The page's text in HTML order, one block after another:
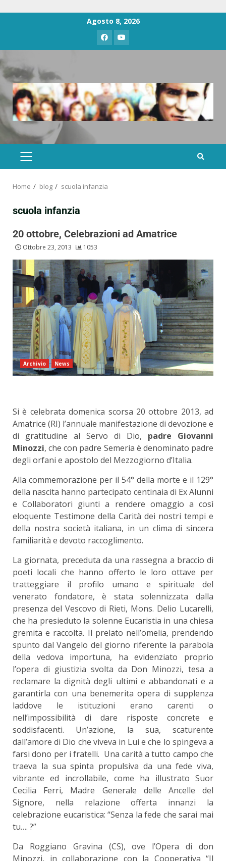
Agosto 8, 2026
Home blog scuola infanzia
scuola infanzia
20 ottobre, Celebrazioni ad Amatrice
Ottobre 23, 2013 1053
Archivio News
Si è celebrata domenica scorsa 20 ottobre 2013, ad
Amatrice (RI) l’annuale manifestazione di devozione e
di gratitudine al Servo di Dio, padre Giovanni
Minozzi, che con padre Semeria è denominato padre
degli orfani e apostolo del Mezzogiorno d’Italia.
Alla commemorazione per il 54° della morte e il 129°
della nascita hanno partecipato centinaia di Ex Alunni
e Collaboratori giunti a rendere omaggio a così
eloquente Testimone della Carità dei nostri tempi e
della nostra società italiana, in un clima di sincera
familiarità e devoto raccoglimento.
La giornata, preceduta da una rassegna a braccio di
poeti locali che hanno offerto le loro ottave per
tratteggiare il profilo umano e spirituale del
venerato fondatore, è stata solennizzata dalla
presenza del Vescovo di Rieti, Mons. Delio Lucarelli,
che ha presieduto la solenne Eucaristia in una chiesa
gremita e raccolta. Il prelato nell’omelia, prendendo
spunto dal Vangelo del giorno riferente la parabola
della vedova importuna, ha evidenziato proprio
l’opera di giustizia svolta da Don Minozzi, tesa a
reclamare la dignità degli ultimi e abbandonati e a
garantirla con una benemerita opera di supplenza
laddove le istituzioni erano carenti o
nell’impossibilità di dare risposte concrete e
soddisfacenti. Un’azione, la sua, scaturente
dall’amore di Dio che viveva in Lui e che lo spingeva a
farsi dono per i fratelli. Una carità a tutto campo che
traeva la sua spinta propulsiva da una fede viva,
vibrante ed incrollabile, come ha illustrato Suor
Cecilia Ferri, Madre Generale delle Ancelle del
Signore, nella relazione offerta innanzi la
celebrazione eucaristica: “Senza la fede che sarai mai
tu…. ?”
Da Roggiano Gravina (CS), ove l’Opera di don
Minozzi, in collaborazione con la Cooperativa “Il